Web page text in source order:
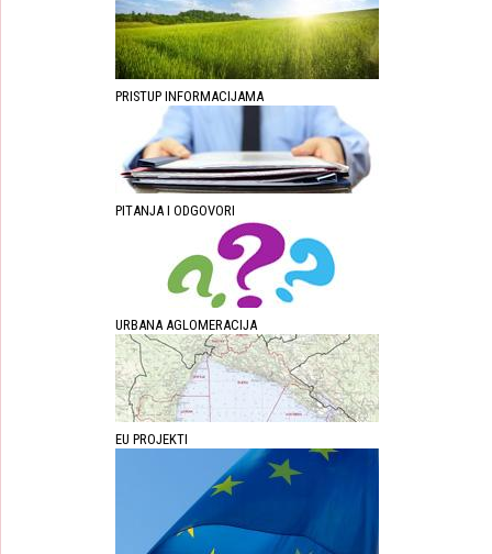
PRISTUP INFORMACIJAMA
PITANJA I ODGOVORI
URBANA AGLOMERACIJA
EU PROJEKTI